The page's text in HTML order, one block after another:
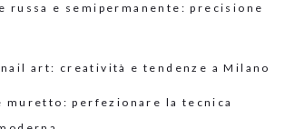
russa e semipermanente: precisione
art: creatività e tendenze a Milano
muretto: perfezionare la tecnica